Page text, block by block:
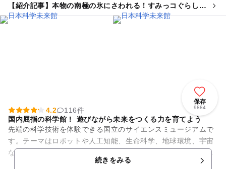
【紹介記事】本物の南極の氷にさわれる！すみっコぐらし応
援の特別展「大南極展」が7月開幕
保存
9884
4.2
116件
国内屈指の科学館！ 遊びながら未来をつくる力を育てよう
先端の科学技術を体験できる国立のサイエンスミュージアムで
す。テーマはロボットや人工知能、生命科学、地球環境、宇宙
など、私たちの未来にかかわる科学技術。自分自身で触れ、発
見できる参加体験型の展示で...続きをみる